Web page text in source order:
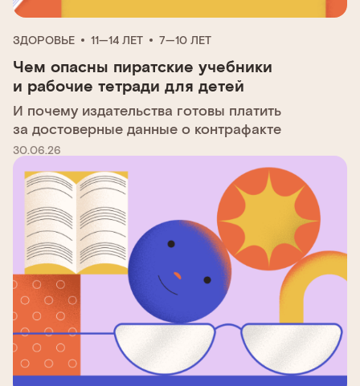
ЗДОРОВЬЕ 11—14 ЛЕТ 7—10 ЛЕТ
Чем опасны пиратские учебники
и рабочие тетради для детей
И почему издательства готовы платить
за достоверные данные о контрафакте
30.06.26